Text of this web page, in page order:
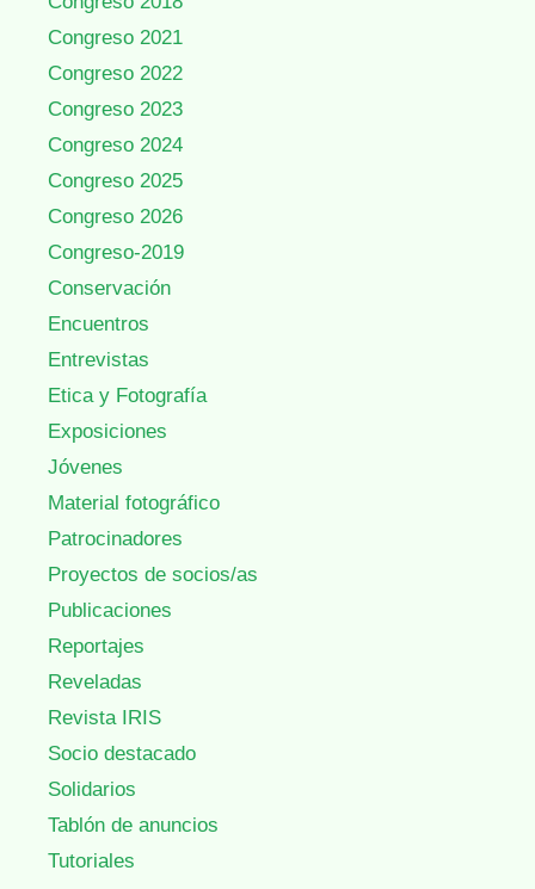
Congreso 2021
Congreso 2022
Congreso 2023
Congreso 2024
Congreso 2025
Congreso 2026
Congreso-2019
Conservación
Encuentros
Entrevistas
Etica y Fotografía
Exposiciones
Jóvenes
Material fotográfico
Patrocinadores
Proyectos de socios/as
Publicaciones
Reportajes
Reveladas
Revista IRIS
Socio destacado
Solidarios
Tablón de anuncios
Tutoriales